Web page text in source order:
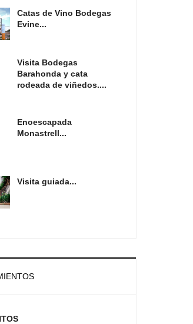
Catas de Vino Bodegas
Evine...
Visita Bodegas
Barahonda y cata
rodeada de viñedos....
Enoescapada
Monastrell...
Visita guiada...